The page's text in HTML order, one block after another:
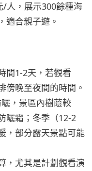
/人，展示300餘種海
適合親子遊。
間1-2天，若觀看
傍晚至夜間的時間。
，景區內樹蔭較
曬霜；冬季（12-2
，部分露天景點可能
，尤其是計劃觀看演